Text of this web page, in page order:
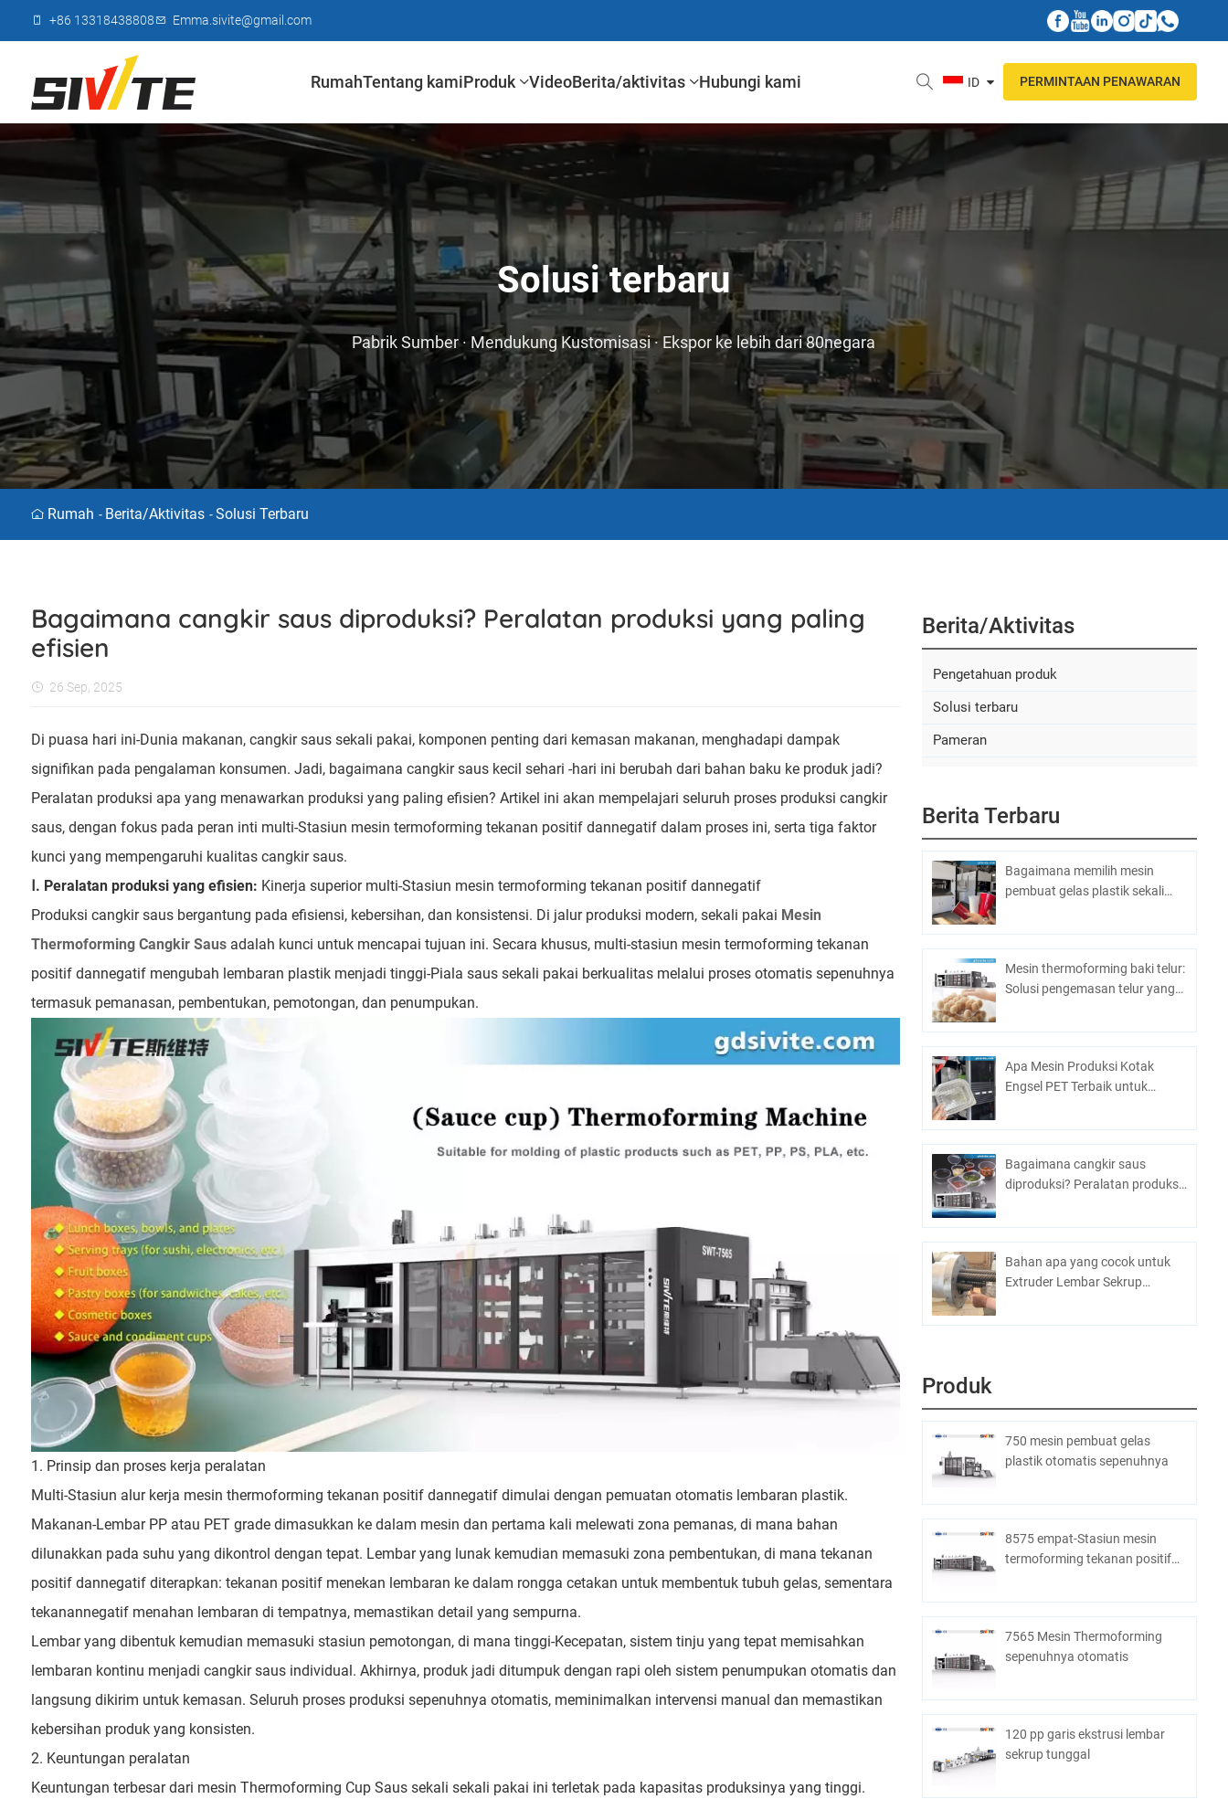
+86 13318438808 Emma.sivite@gmail.com
RumahTentang kamiProduk VideoBerita/aktivitas Hubungi kami ID PERMINTAAN PENAWARAN
Solusi terbaru
Pabrik Sumber · Mendukung Kustomisasi · Ekspor ke lebih dari 80negara
Rumah - Berita/aktivitas - Solusi Terbaru
Bagaimana cangkir saus diproduksi? Peralatan produksi yang paling
efisien
26 Sep, 2025
Di puasa hari ini-Dunia makanan, cangkir saus sekali pakai, komponen penting dari kemasan makanan, menghadapi dampak
signifikan pada pengalaman konsumen. Jadi, bagaimana cangkir saus kecil sehari -hari ini berubah dari bahan baku ke produk jadi?
Peralatan produksi apa yang menawarkan produksi yang paling efisien? Artikel ini akan mempelajari seluruh proses produksi cangkir
saus, dengan fokus pada peran inti multi-Stasiun mesin termoforming tekanan positif dannegatif dalam proses ini, serta tiga faktor
kunci yang mempengaruhi kualitas cangkir saus.
Ⅰ. Peralatan produksi yang efisien: Kinerja superior multi-Stasiun mesin termoforming tekanan positif dannegatif
Produksi cangkir saus bergantung pada efisiensi, kebersihan, dan konsistensi. Di jalur produksi modern, sekali pakai Mesin
Thermoforming Cangkir Sausadalah kunci untuk mencapai tujuan ini. Secara khusus, multi-stasiun mesin termoforming tekanan
positif dannegatif mengubah lembaran plastik menjadi tinggi-Piala saus sekali pakai berkualitas melalui proses otomatis sepenuhnya
termasuk pemanasan, pembentukan, pemotongan, dan penumpukan.
1. Prinsip dan proses kerja peralatan
Multi-Stasiun alur kerja mesin thermoforming tekanan positif dannegatif dimulai dengan pemuatan otomatis lembaran plastik.
Makanan-Lembar PP atau PET grade dimasukkan ke dalam mesin dan pertama kali melewati zona pemanas, di mana bahan
dilunakkan pada suhu yang dikontrol dengan tepat. Lembar yang lunak kemudian memasuki zona pembentukan, di mana tekanan
positif dannegatif diterapkan: tekanan positif menekan lembaran ke dalam rongga cetakan untuk membentuk tubuh gelas, sementara
tekanannegatif menahan lembaran di tempatnya, memastikan detail yang sempurna.
Lembar yang dibentuk kemudian memasuki stasiun pemotongan, di mana tinggi-Kecepatan, sistem tinju yang tepat memisahkan
lembaran kontinu menjadi cangkir saus individual. Akhirnya, produk jadi ditumpuk dengan rapi oleh sistem penumpukan otomatis dan
langsung dikirim untuk kemasan. Seluruh proses produksi sepenuhnya otomatis, meminimalkan intervensi manual dan memastikan
kebersihan produk yang konsisten.
2. Keuntungan peralatan
Keuntungan terbesar dari mesin Thermoforming Cup Saus sekali sekali pakai ini terletak pada kapasitas produksinya yang tinggi.
Berita/aktivitas
Pengetahuan produk
Solusi terbaru
Pameran
Berita Terbaru
Bagaimana memilih mesin
pembuat gelas plastik sekali
Mesin thermoforming baki telur:
Solusi pengemasan telur yang
Apa Mesin Produksi Kotak
Engsel PET Terbaik untuk
Bagaimana cangkir saus
diproduksi? Peralatan produksi
Bahan apa yang cocok untuk
Extruder Lembar Sekrup
Produk
750 mesin pembuat gelas
plastik otomatis sepenuhnya
8575 empat-Stasiun mesin
termoforming tekanan positif
7565 Mesin Thermoforming
sepenuhnya otomatis
120 pp garis ekstrusi lembar
sekrup tunggal